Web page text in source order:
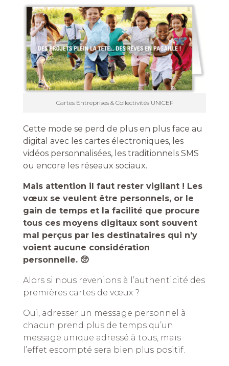
Cartes Entreprises & Collectivités UNICEF
Cette mode se perd de plus en plus face au
digital avec les cartes électroniques, les
vidéos personnalisées, les traditionnels SMS
ou encore les réseaux sociaux.
Mais attention il faut rester vigilant ! Les
vœux se veulent être personnels, or le
gain de temps et la facilité que procure
tous ces moyens digitaux sont souvent
mal perçus par les destinataires qui n’y
voient aucune considération
personnelle. 🥺
Alors si nous revenions à l’authenticité des
premières cartes de vœux ?
Oui, adresser un message personnel à
chacun prend plus de temps qu’un
message unique adressé à tous, mais
l’effet escompté sera bien plus positif.